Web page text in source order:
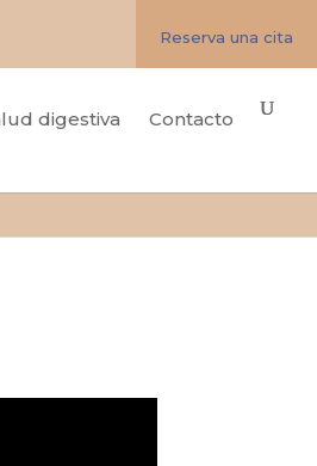
Reserva una cita
digestiva Contacto